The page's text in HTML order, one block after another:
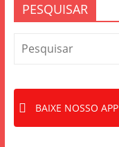
PESQUISAR
BAIXE NOSSO APP